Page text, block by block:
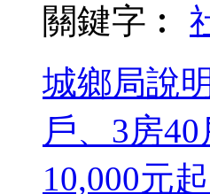
關鍵字︰
城鄉局說
戶、3房
10,000元